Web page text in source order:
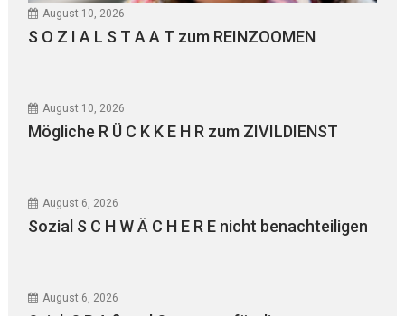
August 10, 2026
S O Z I A L S T A A T zum REINZOOMEN
August 10, 2026
Mögliche R Ü C K K E H R zum ZIVILDIENST
August 6, 2026
Sozial S C H W Ä C H E R E nicht benachteiligen
August 6, 2026